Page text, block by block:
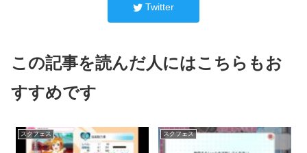
Twitter
この記事を読んだ人にはこちらもお
すすめです
スクフェス スクフェス